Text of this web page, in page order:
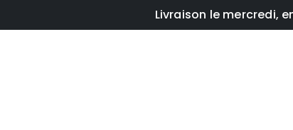
Livraison le mercredi,